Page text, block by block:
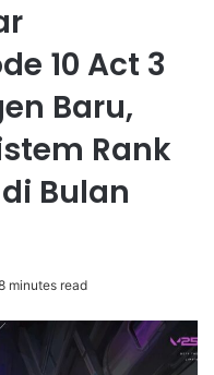
10 Act 3
Baru,
Rank
Bulan
minutes read